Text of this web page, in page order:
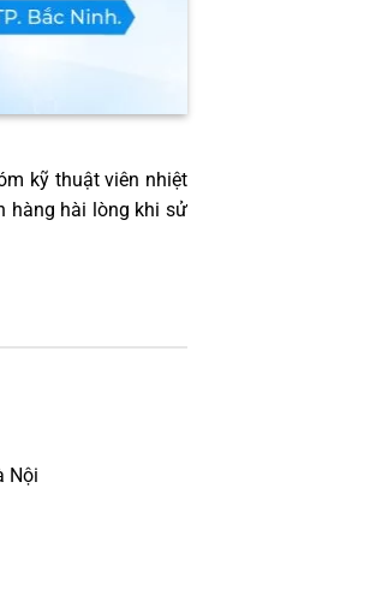
kỹ thuật viên nhiệt
hàng hài lòng khi sử
Nội